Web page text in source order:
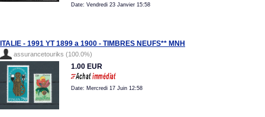
Date: Vendredi 23 Janvier 15:58
ITALIE - 1991 YT 1899 a 1900 - TIMBRES NEUFS** MNH
assurancetouriks (100.0%)
1.00 EUR
Date: Mercredi 17 Juin 12:58